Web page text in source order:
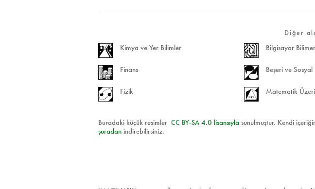
Diğer
Kimya ve Yer Bilimler
Bilgisayar
Finans Beşeri ve Sosyal
Fizik Matematik
Buradaki küçük resimler CC BY-SA 4.0 lisansıyla sunulmuştur. Kendi
şuradan indirebilirsiniz.